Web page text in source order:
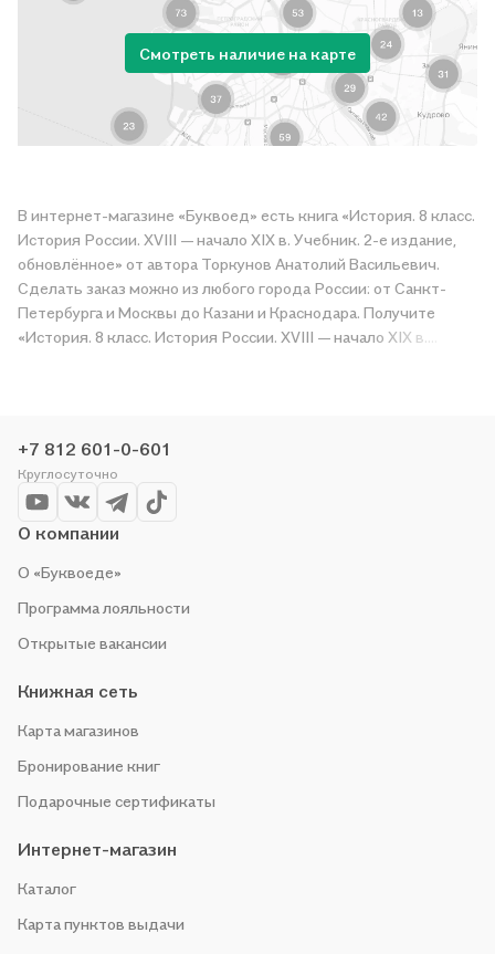
Смотреть наличие на карте
В интернет-магазине «Буквоед» есть книга «История. 8 класс.
История России. XVIII — начало XIX в. Учебник. 2-е издание,
обновлённое» от автора Торкунов Анатолий Васильевич.
Сделать заказ можно из любого города России: от Санкт-
Петербурга и Москвы до Казани и Краснодара. Получите
«История. 8 класс. История России. XVIII — начало XIX в.
проводим акции. Оставайтесь с нами, чтобы не упустить
выгоду!
+7 812 601-0-601
Круглосуточно
О компании
О «Буквоеде»
Программа лояльности
Открытые вакансии
Книжная сеть
Карта магазинов
Бронирование книг
Подарочные сертификаты
Интернет-магазин
Каталог
Карта пунктов выдачи